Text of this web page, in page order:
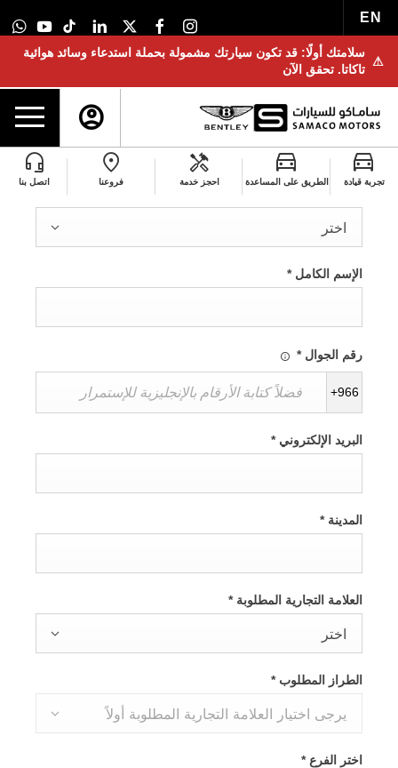
EN
⚠
سلامتك أولًا: قد تكون سيارتك مشمولة بحملة استدعاء وسائد هوائية
تاكاتا. تحقق الآن
تجربة قيادة الطريق على المساعدة احجز خدمة فروعنا اتصل بنا
اللقب
اختر
الإسم الكامل*
رقم الجوال*
+966
البريد الإلكتروني*
المدينة*
العلامة التجارية المطلوبة*
اختر
الطراز المطلوب*
يرجى اختيار العلامة التجارية المطلوبة أولاً
اختر الفرع*